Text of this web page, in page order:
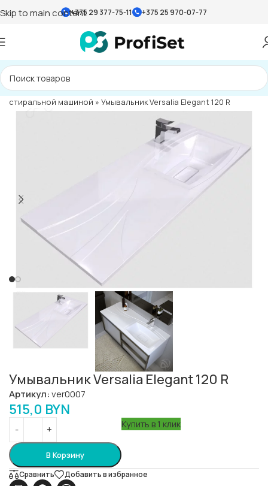
Skip to main content+375 29 377-75-11 +375 25 970-07-77
Главная страница»Каталог»Умывальники»Умывальники над
стиральной машиной » Умывальник Versalia Elegant 120 R
Умывальник Versalia Elegant 120 R
Артикул:ver0007
515,0 BYN
В Корзину
Купить в 1 клик
Сравнить Добавить в избранное